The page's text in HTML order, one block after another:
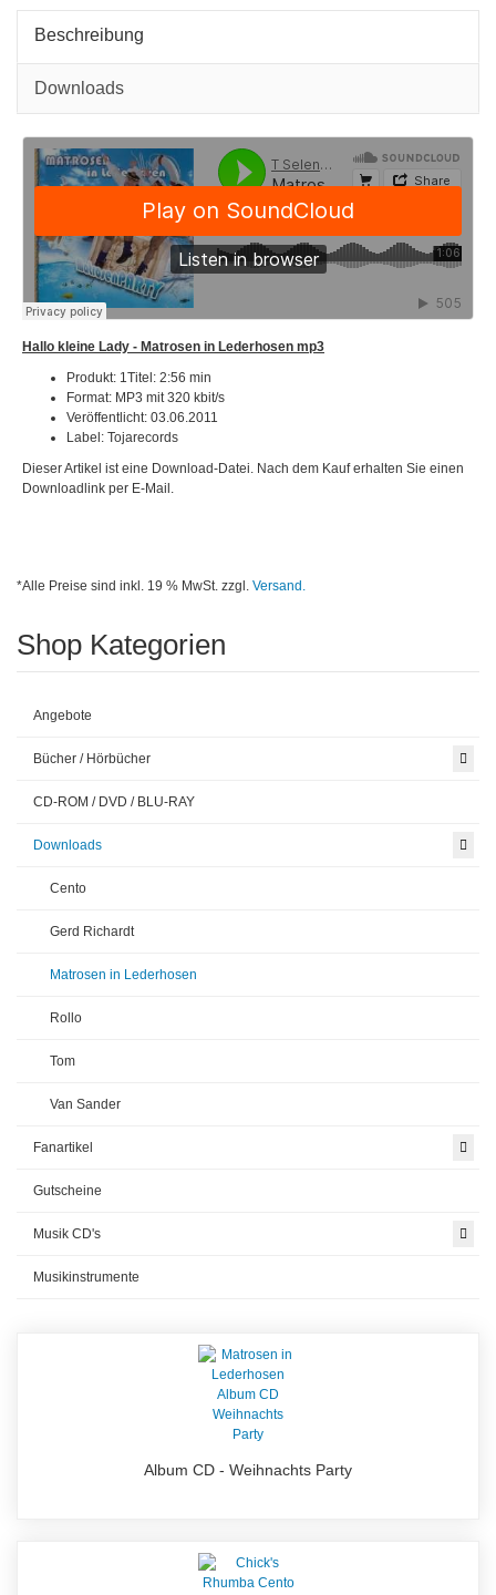
-
mp3
Beschreibung
Downloads
Hallo kleine Lady - Matrosen in Lederhosen mp3
Produkt: 1Titel: 2:56 min
Format: MP3 mit 320 kbit/s
Veröffentlicht: 03.06.2011
Label: Tojarecords
Dieser Artikel ist eine Download-Datei. Nach dem Kauf erhalten Sie einen
Downloadlink per E-Mail.
*Alle Preise sind inkl. 19 % MwSt. zzgl. Versand.
Shop Kategorien
Angebote
Bücher / Hörbücher
CD-ROM / DVD / BLU-RAY
Downloads
Cento
Gerd Richardt
Matrosen in Lederhosen
Rollo
Tom
Van Sander
Fanartikel
Gutscheine
Musik CD's
Musikinstrumente
Album CD - Weihnachts Party